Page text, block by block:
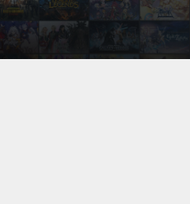
PCで死神少年